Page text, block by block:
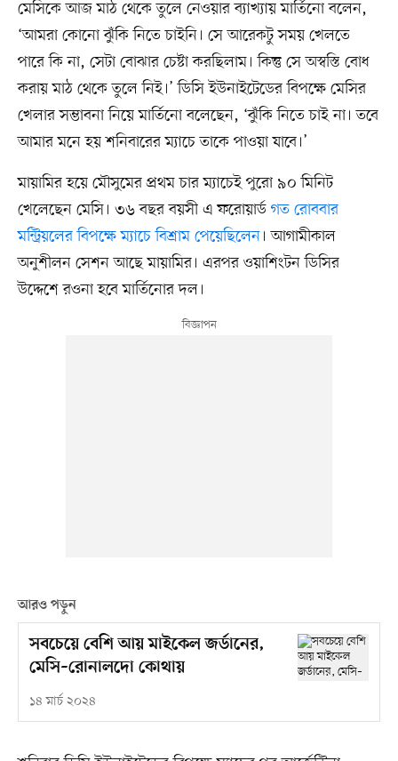
মেসিকে আজ মাঠ থেকে তুলে নেওয়ার ব্যাখ্যায় মার্তিনো বলেন,
‘আমরা কোনো ঝুঁকি নিতে চাইনি। সে আরেকটু সময় খেলতে
পারে কি না, সেটা বোঝার চেষ্টা করছিলাম। কিন্তু সে অস্বস্তি বোধ
করায় মাঠ থেকে তুলে নিই।’ ডিসি ইউনাইটেডের বিপক্ষে মেসির
খেলার সম্ভাবনা নিয়ে মার্তিনো বলেছেন, ‘ঝুঁকি নিতে চাই না। তবে
আমার মনে হয় শনিবারের ম্যাচে তাকে পাওয়া যাবে।’
মায়ামির হয়ে মৌসুমের প্রথম চার ম্যাচেই পুরো ৯০ মিনিট
খেলেছেন মেসি। ৩৬ বছর বয়সী এ ফরোয়ার্ড গত রোববার
মন্ট্রিয়লের বিপক্ষে ম্যাচে বিশ্রাম পেয়েছিলেন। আগামীকাল
অনুশীলন সেশন আছে মায়ামির। এরপর ওয়াশিংটন ডিসির
উদ্দেশে রওনা হবে মার্তিনোর দল।
আরও পড়ুন
সবচেয়ে বেশি আয় মাইকেল জর্ডানের,
মেসি–রোনালদো কোথায়
১৪ মার্চ ২০২৪